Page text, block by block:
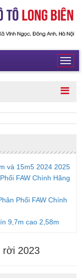
và 15m5 2024 2025
FAW Chính Hãng
Phối FAW Chính
9,7m cao 2,58m
rời 2023